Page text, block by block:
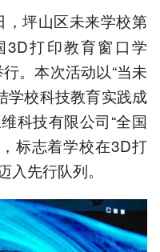
，坪山区未来学校第
3D打印教育窗口学
。本次活动以“当未
学校科技教育实践成
科技有限公司“全国
标志着学校在3D打
先行队列。